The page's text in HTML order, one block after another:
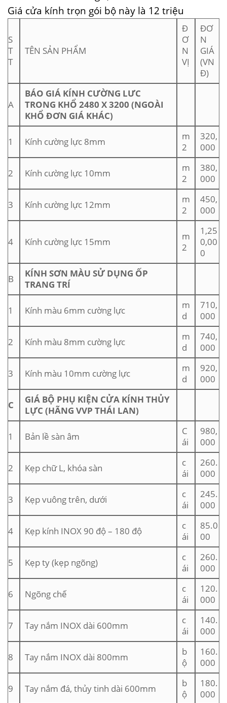
Giá cửa kính trọn gói bộ này là 12 triệu
S
T
T
TÊN SẢN PHẨM
Đ
Ơ
N
VỊ
ĐƠ
N
GIÁ
(VN
Đ)
A
BÁO GIÁ KÍNH CƯỜNG LƯC
TRONG KHỔ 2480 X 3200 (NGOÀI
KHỔ ĐƠN GIÁ KHÁC)
1 Kính cường lực 8mm
m
2
320,
000
2 Kính cường lực 10mm
m
2
380,
000
3 Kính cường lực 12mm
m
2
450,
000
4 Kính cường lực 15mm
m
2
1,25
0,00
0
B
KÍNH SƠN MÀU SỬ DỤNG ỐP
TRANG TRÍ
1 Kính màu 6mm cường lực
m
d
710,
000
2 Kính màu 8mm cường lực
m
d
740,
000
3 Kính màu 10mm cường lực
m
d
920,
000
C
GIÁ BỘ PHỤ KIỆN CỬA KÍNH THỦY
LỰC (HÃNG VVP THÁI LAN)
1 Bản lề sàn âm
C
ái
980,
000
2 Kẹp chữ L, khóa sàn
c
ái
260.
000
3 Kẹp vuông trên, dưới
c
ái
245.
000
4 Kẹp kính INOX 90 độ – 180 độ
c
ái
85.0
00
5 Kẹp ty (kẹp ngõng)
c
ái
260.
000
6 Ngõng chế
c
ái
120.
000
7 Tay nắm INOX dài 600mm
c
ái
140.
000
8 Tay nắm INOX dài 800mm
b
ộ
160.
000
9 Tay nắm đá, thủy tinh dài 600mm
b
ộ
180.
000